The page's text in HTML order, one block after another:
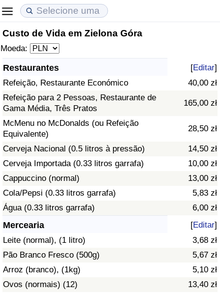
Custo de Vida em Zielona Góra
Moeda:
Restaurantes [Editar]
Refeição, Restaurante Económico
40,00 zł
Refeição para 2 Pessoas, Restaurante de
Gama Média, Três Pratos
165,00 zł
McMenu no McDonalds (ou Refeição
Equivalente)
28,50 zł
Cerveja Nacional (0.5 litros à pressão)
14,50 zł
Cerveja Importada (0.33 litros garrafa)
10,00 zł
Cappuccino (normal)
13,00 zł
Cola/Pepsi (0.33 litros garrafa)
5,83 zł
Água (0.33 litros garrafa)
6,00 zł
Mercearia [Editar]
Leite (normal), (1 litro)
3,68 zł
Pão Branco Fresco (500g)
5,67 zł
Arroz (branco), (1kg)
5,10 zł
Ovos (normais) (12)
13,40 zł
Custo de Vida
Indicador de Custo de Vida
Indicador de Custo de Vida Por País
em Aqaba
Preços de Imóveis
Indicador de Preços de Imóveis
Indicador de Preços de Imóveis por País
Qualidade de Vida
Indicador de Qualidade de Vida (Atual)
Índice de qualidade de vida por país
Crime
Taxa do Indicador de Crime (Atual)
Indicador de Crime
Índice de criminalidade por país
Saúde
Indicador de Saúde (Atual)
Indicador de Saúde